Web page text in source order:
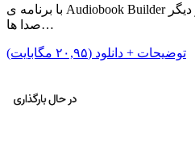
با برنامه ی Audiobook Builder می توانید کتاب های صوتی و دیگر
صدا ها…
توضیحات + دانلود (۲۰,۹۵ مگابایت)